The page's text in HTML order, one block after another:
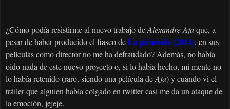
¿Cómo podía resistirme al nuevo trabajo deAlexandre Ajaque, a
pesar de haber producido el fiasco deLa pirámide (2014), en sus
películas como director no me ha defraudado? Además, no había
oído nada de este nuevo proyecto o, si lo había hecho, mi mente no
lo había retenido (raro, siendo una película deAja) y cuando vi el
tráiler que alguien había colgado en twitter casi me da un ataque de
la emoción, jejeje.